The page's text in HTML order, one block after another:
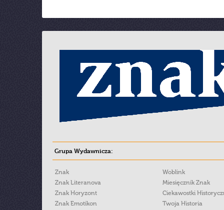
Grupa Wydawnicza:
Znak
Znak Literanova
Znak Horyzont
Znak Emotikon
Woblink
Miesięcznik Znak
Ciekawostki
Twoja Historia